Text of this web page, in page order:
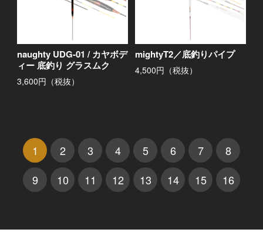
naughty UDG-01 / カヤボデ
ィー 底釣り グラスムク
3,600円（税抜）
mightyT2／底釣りパイプ
4,500円（税抜）
1 2 3 4 5 6 7
8
9
10 11 12 13 14 15 16